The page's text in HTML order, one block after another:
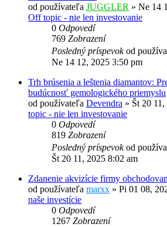
od používateľa JUGGLER » Ne 14
Off topic - nie len investovanie
0 Odpovedí
769 Zobrazení
Posledný príspevokod
Ne 14 12, 2025 3:50 pm
Trh brúsenia a leštenia diamantov:
budúcnosť gemologického priemyslu
od používateľa Devendra » Št 20
topic - nie len investovanie
0 Odpovedí
819 Zobrazení
Posledný príspevokod
Št 20 11, 2025 8:02 am
Zdanenie akvizície firmy
od používateľa marxx » Pi 01 08,
naše investície
0 Odpovedí
1267 Zobrazení